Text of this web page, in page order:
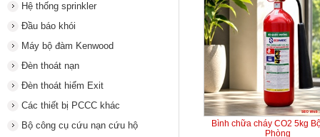
Hệ thống sprinkler
Đầu báo khói
Máy bộ đàm Kenwood
Đèn thoát nạn
Đèn thoát hiểm Exit
Các thiết bị PCCC khác
Bộ công cụ cứu nạn cứu hộ
Bình chữa cháy CO2 5kg
Phòng